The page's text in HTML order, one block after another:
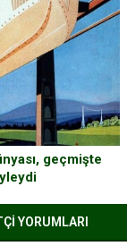
geçmişte
YORUMLARI